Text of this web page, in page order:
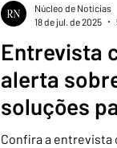
Entrevista
alerta
soluções
brasileira
Confira a entrevista
Núcleo de Notícias
18 de jul. de 2025